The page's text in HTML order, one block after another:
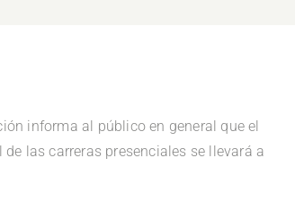
informa al público en general que el
las carreras presenciales se llevará a